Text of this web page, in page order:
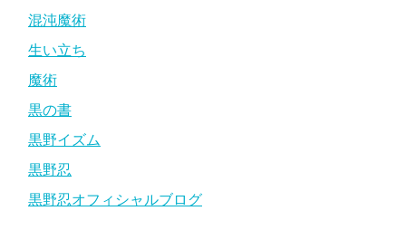
混沌魔術
生い立ち
魔術
黒の書
黒野イズム
黒野忍
黒野忍オフィシャルブログ